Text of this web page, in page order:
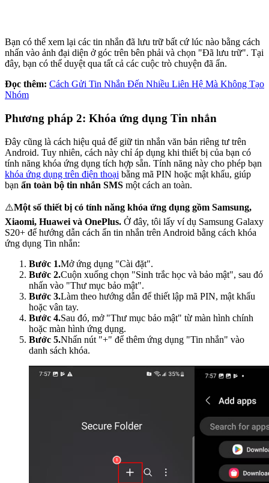
Bạn có thể xem lại các tin nhắn đã lưu trữ bất cứ lúc nào bằng cách
nhấn vào ảnh đại diện ở góc trên bên phải và chọn "Đã lưu trữ". Tại
đây, bạn có thể duyệt qua tất cả các cuộc trò chuyện đã ẩn.
Đọc thêm: Cách Gửi Tin Nhắn Đến Nhiều Liên Hệ Mà Không Tạo
Nhóm
Phương pháp 2: Khóa ứng dụng Tin nhắn
Đây cũng là cách hiệu quả để giữ tin nhắn văn bản riêng tư trên
Android. Tuy nhiên, cách này chỉ áp dụng khi thiết bị của bạn có
tính năng khóa ứng dụng tích hợp sẵn. Tính năng này cho phép bạn
khóa ứng dụng trên điện thoại bằng mã PIN hoặc mật khẩu, giúp
bạn ẩn toàn bộ tin nhắn SMS một cách an toàn.
⚠️Một số thiết bị có tính năng khóa ứng dụng gồm Samsung,
Xiaomi, Huawei và OnePlus. Ở đây, tôi lấy ví dụ Samsung Galaxy
S20+ để hướng dẫn cách ẩn tin nhắn trên Android bằng cách khóa
ứng dụng Tin nhắn:
Bước 1.Mở ứng dụng "Cài đặt".
Bước 2.Cuộn xuống chọn "Sinh trắc học và bảo mật", sau đó
nhấn vào "Thư mục bảo mật".
Bước 3.Làm theo hướng dẫn để thiết lập mã PIN, mật khẩu
hoặc vân tay.
Bước 4.Sau đó, mở "Thư mục bảo mật" từ màn hình chính
hoặc màn hình ứng dụng.
Bước 5.Nhấn nút "+" để thêm ứng dụng "Tin nhắn" vào
danh sách khóa.